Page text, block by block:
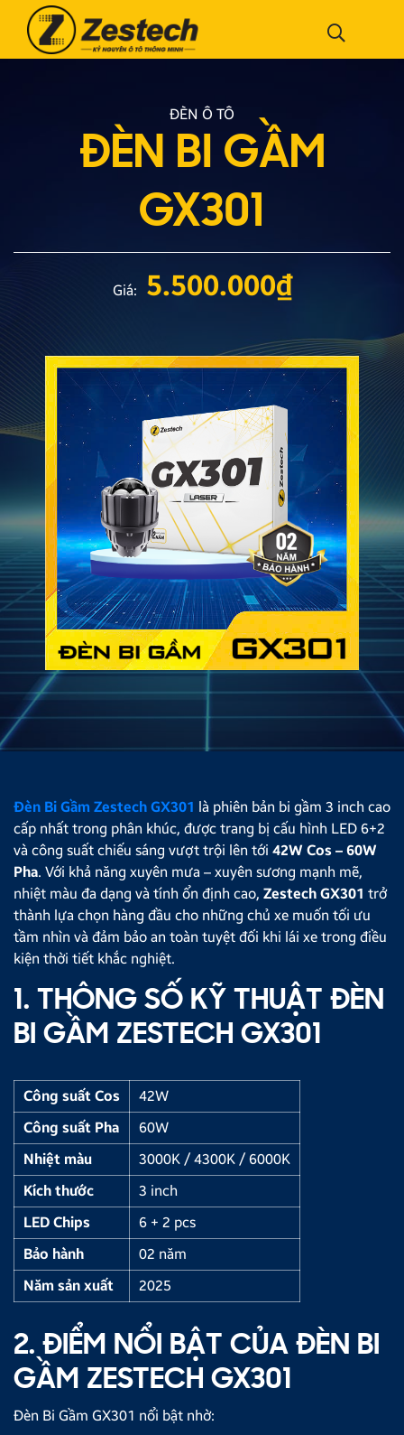
ĐÈN Ô TÔ
ĐÈN BI GẦM
GX301
Giá: 5.500.000₫
Đèn Bi Gầm Zestech GX301 là phiên bản bi gầm 3 inch cao
cấp nhất trong phân khúc, được trang bị cấu hình LED 6+2
và công suất chiếu sáng vượt trội lên tới 42W Cos – 60W
Pha. Với khả năng xuyên mưa – xuyên sương mạnh mẽ,
nhiệt màu đa dạng và tính ổn định cao, Zestech GX301 trở
thành lựa chọn hàng đầu cho những chủ xe muốn tối ưu
tầm nhìn và đảm bảo an toàn tuyệt đối khi lái xe trong điều
kiện thời tiết khắc nghiệt.
1. THÔNG SỐ KỸ THUẬT ĐÈN
BI GẦM ZESTECH GX301
Công suất Cos
42W
Công suất Pha
60W
Nhiệt màu
3000K / 4300K / 6000K
Kích thước
3 inch
LED Chips
6 + 2 pcs
Bảo hành
02 năm
Năm sản xuất
2025
2. ĐIỂM NỔI BẬT CỦA ĐÈN BI
GẦM ZESTECH GX301
Đèn Bi Gầm GX301 nổi bật nhờ: